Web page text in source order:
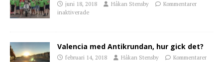
juni 18, 2018 Håkan Stensby
Kommentarer
inaktiverade
Valencia med Antikrundan, hur gick det?
februari 14, 2018 Håkan Stensby
Kommentarer